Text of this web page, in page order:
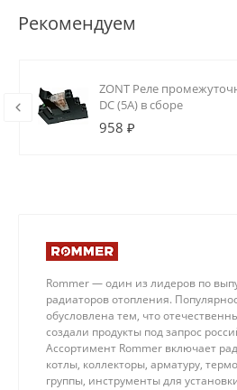
Рекомендуем
ZONT Реле
DC (5А) в сборе
958 ₽
Rommer — один из лидеров по
радиаторов отопления.
обусловлена тем, что
создали продукты под запрос
Ассортимент Rommer включает
котлы, коллекторы, арматуру,
группы, инструменты для